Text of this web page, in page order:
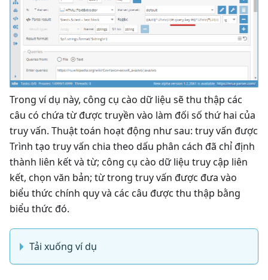
Trong ví dụ này, công cụ cào dữ liệu sẽ thu thập các
câu có chứa từ được truyền vào làm đối số thứ hai của
truy vấn. Thuật toán hoạt động như sau: truy vấn được
Trình tạo truy vấn chia theo dấu phân cách đã chỉ định
thành liên kết và từ; công cụ cào dữ liệu truy cập liên
kết, chọn văn bản; từ trong truy vấn được đưa vào
biểu thức chính quy và các câu được thu thập bằng
biểu thức đó.
Tải xuống ví dụ